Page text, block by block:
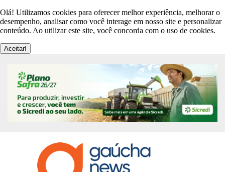
Olá! Utilizamos cookies para oferecer melhor experiência, melhorar o
desempenho, analisar como você interage em nosso site e personalizar
conteúdo. Ao utilizar este site, você concorda com o uso de cookies.
Aceitar!